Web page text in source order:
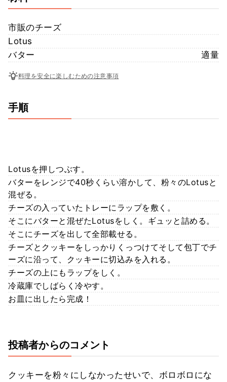
市販のチーズ
Lotus
バター
適量
料理を安全に楽しむための注意事項
手順
Lotusを押しつぶす。
バターをレンジで40秒くらい溶かして、粉々のLotusと
混ぜる。
チーズの入っていたトレーにラップを敷く。
そこにバターと混ぜたLotusをしく。ギュッと詰める。
そこにチーズを出して全部載せる。
チーズとクッキーをしっかりくっつけてそして包丁でチ
ーズに沿って、クッキーに切込みを入れる。
チーズの上にもラップをしく。
冷蔵庫でしばらく冷やす。
お皿に出したら完成！
投稿者からのコメント
クッキーを粉々にしなかったせいで、ボロボロにな